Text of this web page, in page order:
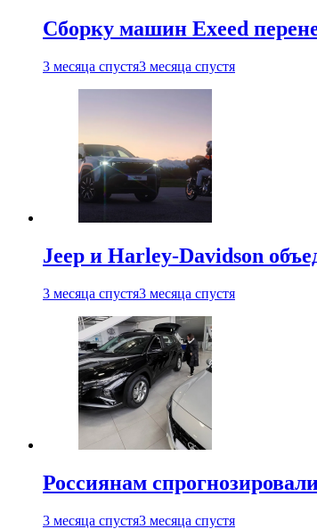
Сборку машин Exeed
3 месяца спустя3 месяца спустя
Jeep и Harley-Davidson
3 месяца спустя3 месяца спустя
Россиянам
3 месяца спустя3 месяца спустя